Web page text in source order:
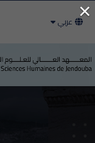
عربي ×